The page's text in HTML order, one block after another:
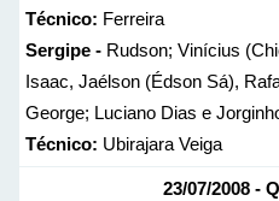
Técnico: Ferreira
Sergipe - Rudson; Vinícius
Isaac, Jaélson (Édson Sá),
George; Luciano Dias e
Técnico: Ubirajara Veiga
23/07/2008 -